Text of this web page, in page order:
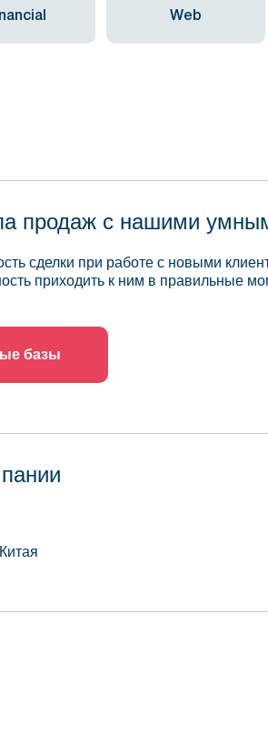
Web
продаж с нашими
сделки при работе с новыми
приходить к ним в правильные
базы